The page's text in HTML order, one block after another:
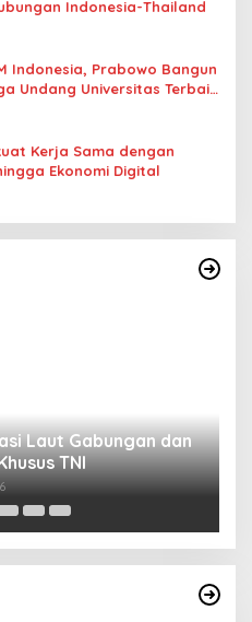
Indonesia-Thailand
Indonesia, Prabowo Bangun
Undang Universitas Terbaik
Kerja Sama dengan
Ekonomi Digital
Laut Gabungan dan
TNI